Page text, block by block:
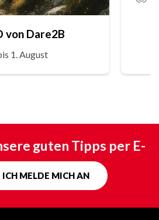
von Dare2B
1. August
guten Tipps per E-
ICH MELDE MICH AN